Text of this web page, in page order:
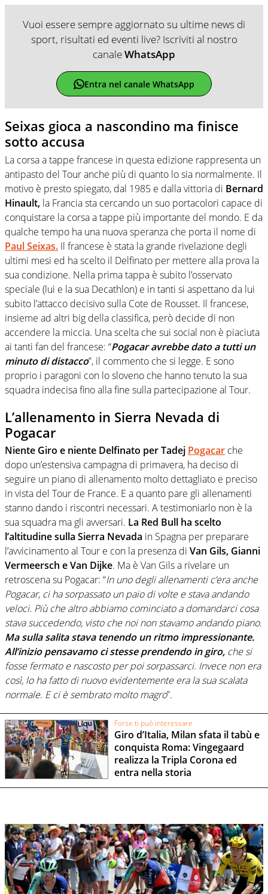
Vuoi essere sempre aggiornato su ultime news di
sport, risultati ed eventi live? Iscriviti al nostro
canaleWhatsApp
Entra nel canale WhatsApp
Seixas gioca a nascondino ma finisce
sotto accusa
La corsa a tappe francese in questa edizione rappresenta un
antipasto del Tour anche più di quanto lo sia normalmente. Il
motivo è presto spiegato, dal 1985 e dalla vittoria di Bernard
Hinault, la Francia sta cercando un suo portacolori capace di
conquistare la corsa a tappe più importante del mondo. E da
qualche tempo ha una nuova speranza che porta il nome di
Paul Seixas. Il francese è stata la grande rivelazione degli
ultimi mesi ed ha scelto il Delfinato per mettere alla prova la
sua condizione. Nella prima tappa è subito l’osservato
speciale (lui e la sua Decathlon) e in tanti si aspettano da lui
subito l’attacco decisivo sulla Cote de Rousset. Il francese,
insieme ad altri big della classifica, però decide di non
accendere la miccia. Una scelta che sui social non è piaciuta
ai tanti fan del francese: “Pogacar avrebbe dato a tutti un
minuto di distacco”, il commento che si legge. E sono
proprio i paragoni con lo sloveno che hanno tenuto la sua
squadra indecisa fino alla fine sulla partecipazione al Tour.
L’allenamento in Sierra Nevada di
Pogacar
Niente Giro e niente Delfinato per Tadej Pogacar che
dopo un’estensiva campagna di primavera, ha deciso di
seguire un piano di allenamento molto dettagliato e preciso
in vista del Tour de France. E a quanto pare gli allenamenti
stanno dando i riscontri necessari. A testimoniarlo non è la
sua squadra ma gli avversari. La Red Bull ha scelto
l’altitudine sulla Sierra Nevada in Spagna per preparare
l’avvicinamento al Tour e con la presenza di Van Gils, Gianni
Vermeersch e Van Dijke. Ma è Van Gils a rivelare un
retroscena su Pogacar: “In uno degli allenamenti c’era anche
Pogacar, ci ha sorpassato un paio di volte e stava andando
veloci. Più che altro abbiamo cominciato a domandarci cosa
stava succedendo, visto che noi non stavamo andando piano.
Ma sulla salita stava tenendo un ritmo impressionante.
All’inizio pensavamo ci stesse prendendo in giro, che si
fosse fermato e nascosto per poi sorpassarci. Invece non era
così, lo ha fatto di nuovo evidentemente era la sua scalata
normale. E ci è sembrato molto magro”.
Forse ti può interessare
Giro d’Italia, Milan sfata il tabù e
conquista Roma: Vingegaard
realizza la Tripla Corona ed
entra nella storia